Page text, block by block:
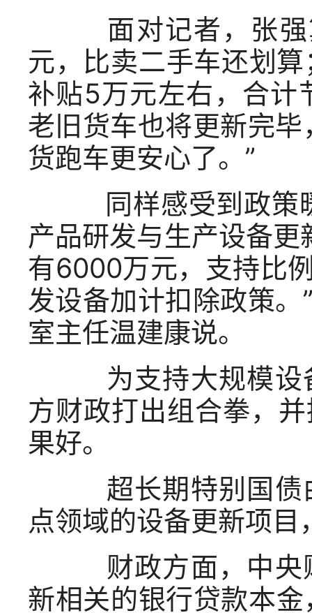
面对记者，张强
元，比卖二手车还划
补贴5万元左右，合计
老旧货车也将更新完
货跑车更安心了。”
同样感受到政策暖
产品研发与生产设备
有6000万元，支持比
发设备加计扣除政策
室主任温建康说。
为支持大规模设
方财政打出组合拳，
果好。
超长期特别国债
点领域的设备更新项
财政方面，中央
新相关的银行贷款本